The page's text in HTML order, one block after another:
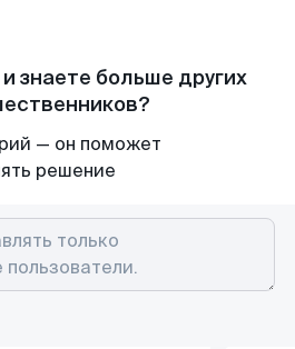
знаете больше других
— он поможет
решение